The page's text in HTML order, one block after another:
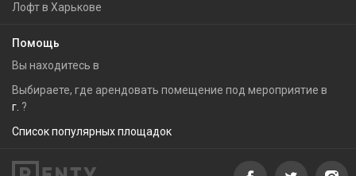
Лофт в Харькове
Помощь
Вы находитесь в
Выбираете, где арендовать помещение под мероприятие в
г. ?
Список популярных площадок